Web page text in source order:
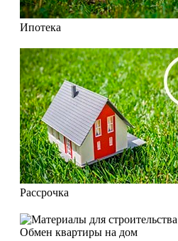
Ипотека
Рассрочка
Обмен квартиры на дом